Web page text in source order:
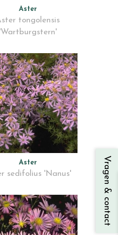
Aster
tongolensis
'Wartburgstern'
Aster
sedifolius 'Nanus' Vragen & contact